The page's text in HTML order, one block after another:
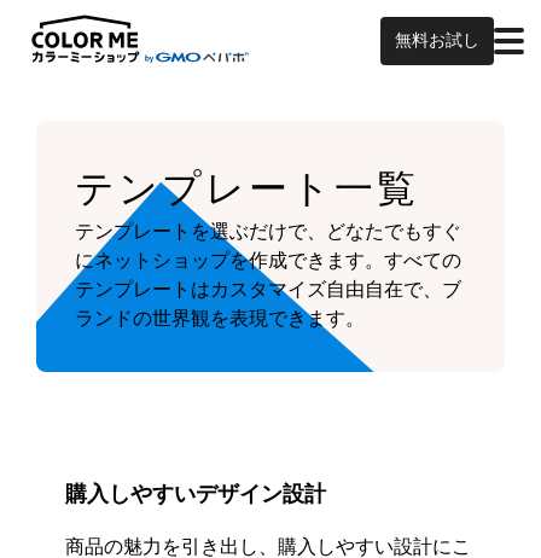
無料お試し
テンプレート一覧
テンプレートを選ぶだけで、どなたでもすぐ
にネットショップを作成できます。すべての
テンプレートはカスタマイズ自由自在で、ブ
ランドの世界観を表現できます。
購入しやすいデザイン設計
商品の魅力を引き出し、購入しやすい設計にこ